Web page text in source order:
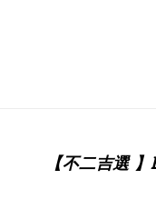
【不二吉選 】